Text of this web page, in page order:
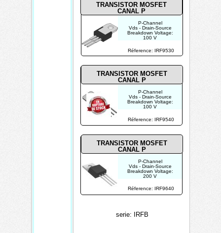
TRANSISTOR MOSFET
CANAL P
TRANSISTOR MOSFET
CANAL P
TRANSISTOR MOSFET
CANAL P
Réference: IRF9540
Réference: IRF9640
P-Channel
Vds - Drain-Source
Breakdown Voltage:
100 V
Rds On - Drain-Source
Resistance: 300
P-Channel
Vds - Drain-Source
Breakdown Voltage:
100 V
Rds On - Drain-Source
Resistance: 200
P-Channel
Vds - Drain-Source
Breakdown Voltage:
200 V
Current: 11 A
Rds On - Drain-Source
Resistance: 500
serie: IRFB
Réference: IRF9530